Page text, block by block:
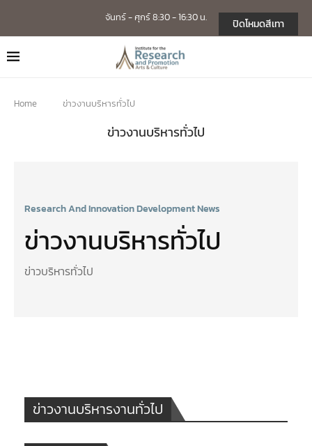
จันทร์ - ศุกร์ 8:30 - 16:30 น.
Home ข่าวงานบริหารทั่วไป
ข่าวงานบริหารทั่วไป
Research And Innovation Development News
ข่าวงานบริหารทั่วไป
ข่าวบริหารทั่วไป
ข่าวงานบริหารงานทั่วไป
ปิดโหมดสีเทา